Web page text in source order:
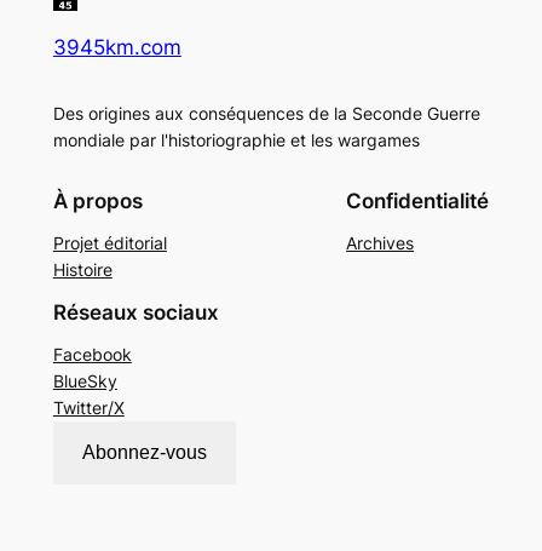
3945km.com
Des origines aux conséquences de la Seconde Guerre
mondiale par l'historiographie et les wargames
À propos
Projet éditorial
Histoire
Confidentialité
Archives
Réseaux sociaux
Facebook
BlueSky
Twitter/X
Abonnez-vous